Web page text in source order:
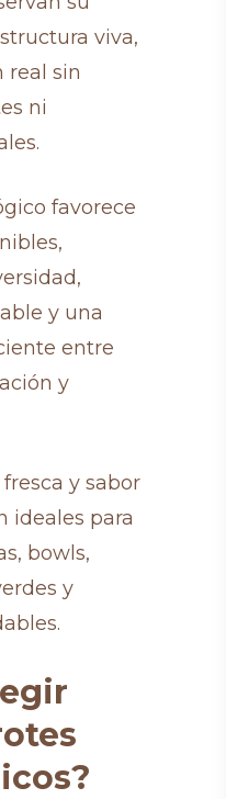
viva,
real sin
ni
favorece
y una
entre
y
y sabor
ideales para
bowls,
y